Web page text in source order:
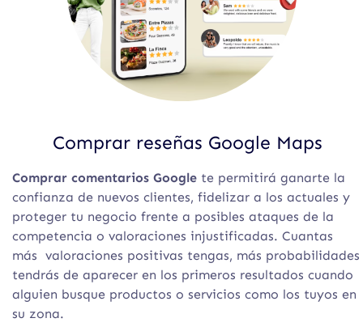
Comprar reseñas Google Maps
Comprar comentarios Google te permitirá ganarte la
confianza de nuevos clientes, fidelizar a los actuales y
proteger tu negocio frente a posibles ataques de la
competencia o valoraciones injustificadas. Cuantas
más valoraciones positivas tengas, más probabilidades
tendrás de aparecer en los primeros resultados cuando
alguien busque productos o servicios como los tuyos en
su zona.